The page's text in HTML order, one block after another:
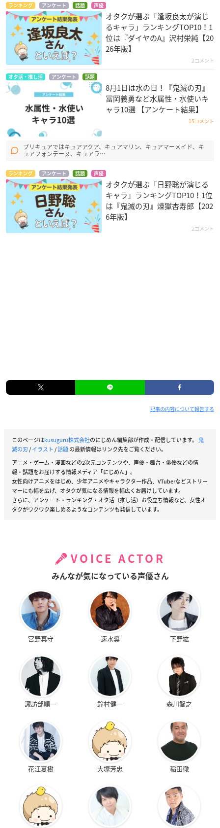
ランキング アンケート 話題 声優
オタクが選ぶ「逢坂良太が演じ
るキャラ」ランキングTOP10！1
位は『ダイヤのA』沢村栄純【20
26年版】
2コメント
オタ活・推し活 アンケート 話題
8月1日は水の日！『鬼滅の刃』
冨岡義勇など水属性・水使いキ
ャラ10選 【アンケート結果】
15コメント
プリキュアではキュアアクア、キュアマリン、キュアマーメイド、キ
ュアフォンテーヌ、キュアラ…
ランキング アンケート 話題 声優
オタクが選ぶ「日野聡が演じる
キャラ」ランキングTOP10！1位
は『鬼滅の刃』煉󠄁獄杏寿郎【202
6年版】
2コメント
記事の内容について報告する
このページはkusuguru株式会社のにじめん編集部が作成・配信しています。 鬼
滅の刃/イラスト /話題の最新情報はリンク先をご覧ください。
アニメ・ゲーム・漫画などの2次元コンテンツや、声優・舞台・俳優などの情
報・話題をお届けする情報メディア「にじめん」。
女性向けアニメをはじめ、少年アニメやキャラクター作品、VTuberなどストリー
マーにも幅を広げ、オタクが気になる情報を幅広くお届けしています。
さらに、アンケート・ランキング・オタ活（推し活）お役立ち情報など、女性オ
タクがワクワク楽しめるようなコンテンツも発信しています。
VOICE ACTOR
みんなが気になっている声優さん
宮野真守 速水奨 下野紘
諏訪部順一 鈴村健一 森川智之
花江夏樹 大塚芳忠 稲田徹